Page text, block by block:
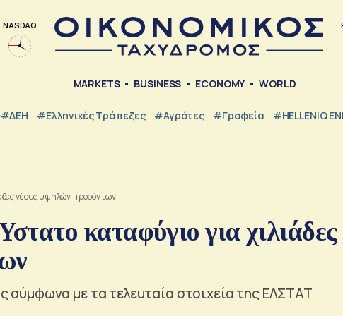
NASDAQ
MARKETS BUSINESS ECONOMY WORLD
#ΔΕΗ #ελληνικές Τράπεζες #Αγρότες #Γραφεία #HELLENiQ
νέους υψηλών προσόντων
καταφύγιο για χιλιάδες
σύμφωνα με τα τελευταία στοιχεία της ΕΛΣΤΑΤ